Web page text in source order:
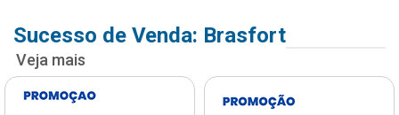
Sucesso de Venda: Brasfort
Veja mais